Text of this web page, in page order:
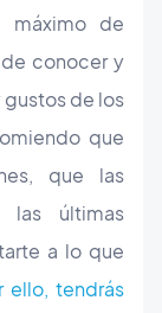
máximo de
conocer y
de los
que
que las
las últimas
a lo que
ello, tendrás